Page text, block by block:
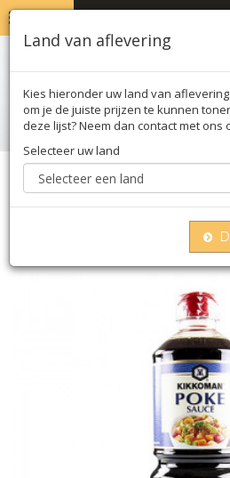
Home Olie azijn & saus
Poke sauce - op basis van
Land van aflevering
Kies hieronder uw land van
om je de juiste prijzen te kunnen
deze lijst? Neem dan contact met ons
Selecteer uw land